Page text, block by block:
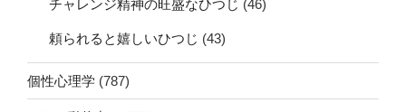
チャレンジ精神の旺盛なひつじ (46)
頼られると嬉しいひつじ (43)
個性心理学 (787)